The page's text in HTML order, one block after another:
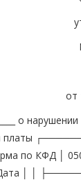
от
о нарушении
платы
по КФД │
Дата │ │